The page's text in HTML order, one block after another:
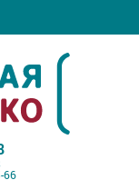
66